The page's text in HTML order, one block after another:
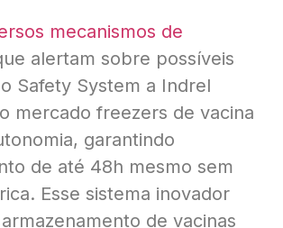
mecanismos de
alertam sobre possíveis
Safety System a Indrel
mercado freezers de vacina
garantindo
de até 48h mesmo sem
Esse sistema inovador
de vacinas